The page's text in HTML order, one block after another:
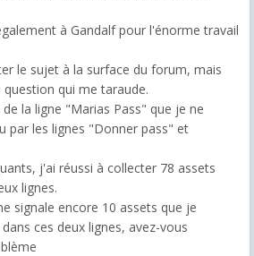
à Gandalf pour l'énorme travail
le sujet à la surface du forum, mais
qui me taraude.
la ligne "Marias Pass" que je ne
par les lignes "Donner pass" et
j'ai réussi à collecter 78 assets
lignes.
signale encore 10 assets que je
ces deux lignes, avez-vous